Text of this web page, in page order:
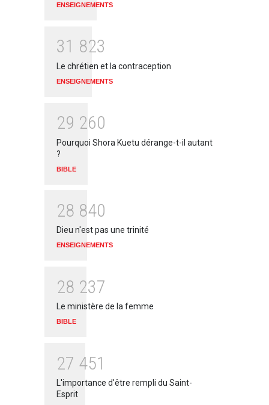
ENSEIGNEMENTS
31 823
Le chrétien et la contraception
ENSEIGNEMENTS
29 260
Pourquoi Shora Kuetu dérange-t-il autant
?
BIBLE
28 840
Dieu n'est pas une trinité
ENSEIGNEMENTS
28 237
Le ministère de la femme
BIBLE
27 451
L'importance d'être rempli du Saint-
Esprit